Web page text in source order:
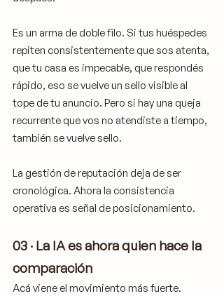
Es un arma de doble filo. Si tus huéspedes
repiten consistentemente que sos atenta,
que tu casa es impecable, que respondés
rápido, eso se vuelve un sello visible al
tope de tu anuncio. Pero si hay una queja
recurrente que vos no atendiste a tiempo,
también se vuelve sello.
La gestión de reputación deja de ser
cronológica. Ahora la consistencia
operativa es señal de posicionamiento.
03 · La IA es ahora quien hace la
comparación
Acá viene el movimiento más fuerte.